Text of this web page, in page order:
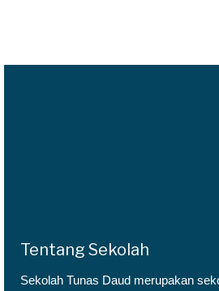
Tentang Sekolah
Sekolah Tunas Daud merupakan